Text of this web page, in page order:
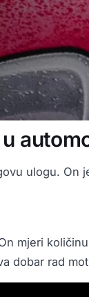
ulogu. On
mjeri
dobar rad